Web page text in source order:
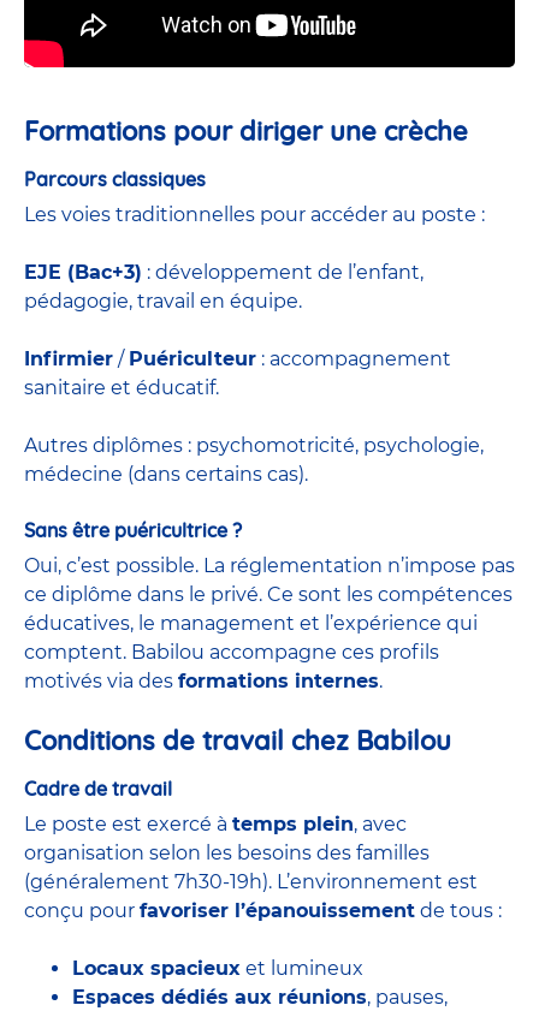
Formations pour diriger une crèche
Parcours classiques
Les voies traditionnelles pour accéder au poste :
EJE (Bac+3) : développement de l’enfant,
pédagogie, travail en équipe.
Infirmier / Puériculteur : accompagnement
sanitaire et éducatif.
Autres diplômes : psychomotricité, psychologie,
médecine (dans certains cas).
Sans être puéricultrice ?
Oui, c’est possible. La réglementation n’impose pas
ce diplôme dans le privé. Ce sont les compétences
éducatives, le management et l’expérience qui
comptent. Babilou accompagne ces profils
motivés via des formations internes.
Conditions de travail chez Babilou
Cadre de travail
Le poste est exercé à temps plein, avec
organisation selon les besoins des familles
(généralement 7h30-19h). L’environnement est
conçu pour favoriser l’épanouissement de tous :
Locaux spacieux et lumineux
Espaces dédiés aux réunions, pauses,